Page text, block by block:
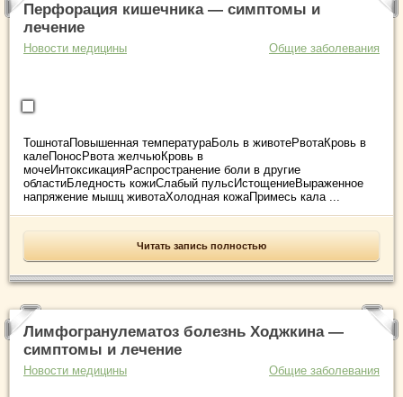
Перфорация кишечника — симптомы и
лечение
Новости медицины Общие заболевания
ТошнотаПовышенная температураБоль в животеРвотаКровь в
калеПоносРвота желчьюКровь в
мочеИнтоксикацияРаспространение боли в другие
областиБледность кожиСлабый пульсИстощениеВыраженное
напряжение мышц животаХолодная кожаПримесь кала ...
Читать запись полностью
Лимфогранулематоз болезнь Ходжкина —
симптомы и лечение
Новости медицины Общие заболевания